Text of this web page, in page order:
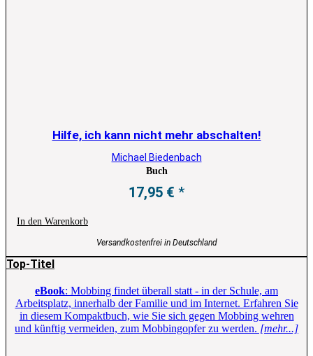
Hilfe, ich kann nicht mehr abschalten!
Michael Biedenbach
Buch
17,95 €
In den Warenkorb
Versandkostenfrei in Deutschland
Top-Titel
eBook: Mobbing findet überall statt - in der Schule, am
Arbeitsplatz, innerhalb der Familie und im Internet. Erfahren Sie
in diesem Kompaktbuch, wie Sie sich gegen Mobbing wehren
und künftig vermeiden, zum Mobbingopfer zu werden. [mehr...]